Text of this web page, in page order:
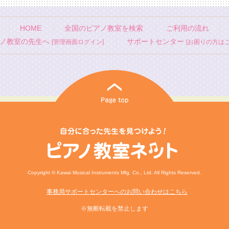
HOME 全国のピアノ教室を検索
ご利用の流れ
教室の先生へ [管理画面ログイン] サポートセンター [お困りの方は
Copyright © Kawai Musical Instruments Mfg. Co., Ltd. All Rights Reserved.
事務局サポートセンターへのお問い合わせはこちら
※無断転載を禁止します